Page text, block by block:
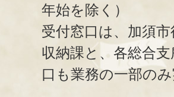
年始を除く）
受付窓口は、加須
収納課と、 各総合
口も業務の一部のみ